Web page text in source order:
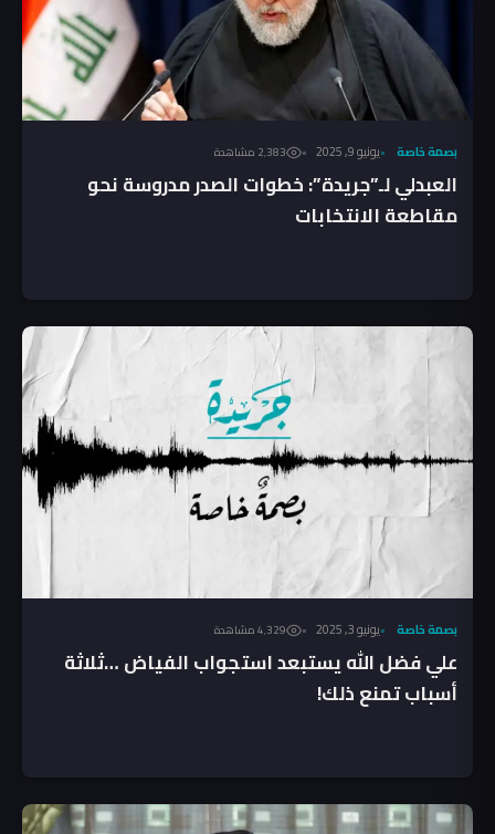
بصمة خاصة يونيو 9, 2025 2٬383 مشاهدة
العبدلي لـ”جريدة”: خطوات الصدر مدروسة نحو
مقاطعة الانتخابات
بصمة خاصة يونيو 3, 2025 4٬329 مشاهدة
علي فضل الله يستبعد استجواب الفياض …ثلاثة
أسباب تمنع ذلك!